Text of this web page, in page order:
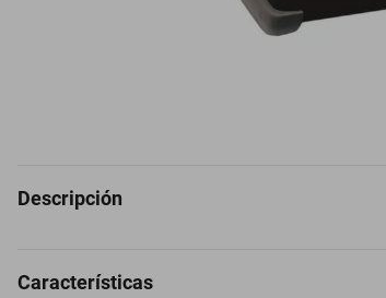
Descripción
5 Plazas Cubreasientos Tela Ford F-450 1996-2019 Gris
Características